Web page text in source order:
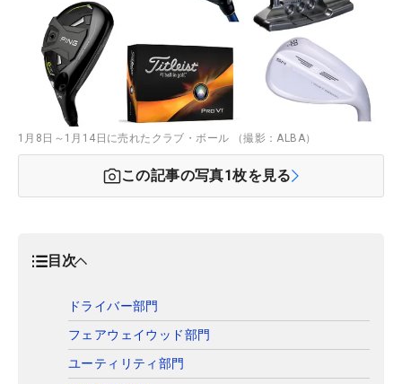
1月8日～1月14日に売れたクラブ・ボール （撮影：ALBA）
この記事の写真1枚を見る
目次
ドライバー部門
フェアウェイウッド部門
ユーティリティ部門